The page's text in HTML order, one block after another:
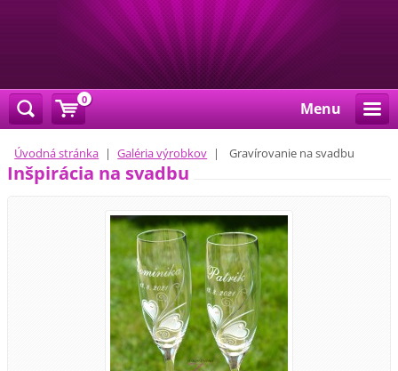
Menu
Úvodná stránka | Galéria výrobkov | Gravírovanie na svadbu
Inšpirácia na svadbu
0